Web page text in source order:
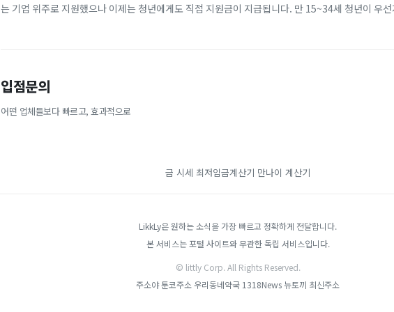
는 기업 위주로 지원했으나 이제는 청년에게도 직접 지원금이 지급됩니다. 만 15~34세 청년이 우
입점문의
어떤 업체들보다 빠르고, 효과적으로
금 시세 최저임금계산기 만나이 계산기
LikkLy은 원하는 소식을 가장 빠르고 정확하게 전달합니다.
본 서비스는 포털 사이트와 무관한 독립 서비스입니다.
© littly Corp. All Rights Reserved.
주소야툰코주소우리동네약국 1318News뉴토끼 최신주소